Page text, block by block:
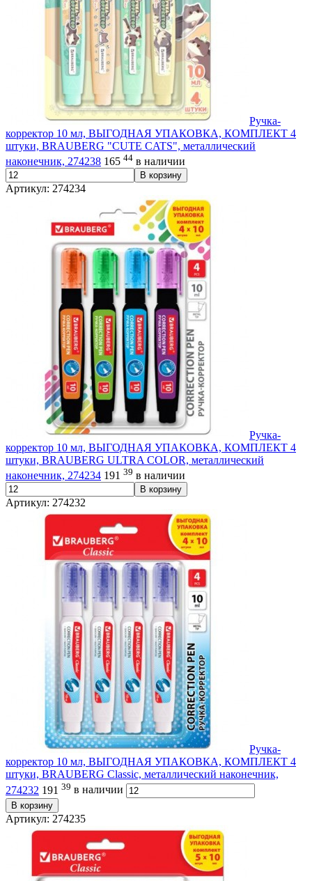
Ручка-
корректор 10 мл, ВЫГОДНАЯ УПАКОВКА, КОМПЛЕКТ 4
штуки, BRAUBERG "CUTE CATS", металлический
наконечник, 274238 165 44 в наличии
В корзину
Артикул: 274234
Ручка-
корректор 10 мл, ВЫГОДНАЯ УПАКОВКА, КОМПЛЕКТ 4
штуки, BRAUBERG ULTRA COLOR, металлический
наконечник, 274234 191 39 в наличии
В корзину
Артикул: 274232
Ручка-
корректор 10 мл, ВЫГОДНАЯ УПАКОВКА, КОМПЛЕКТ 4
штуки, BRAUBERG Сlassic, металлический наконечник,
274232 191 39 в наличии
В корзину
Артикул: 274235